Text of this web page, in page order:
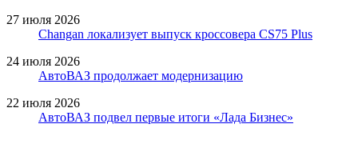
27 июля 2026
Changan локализует выпуск кроссовера CS75 Plus
24 июля 2026
АвтоВАЗ продолжает модернизацию
22 июля 2026
АвтоВАЗ подвел первые итоги «Лада Бизнес»